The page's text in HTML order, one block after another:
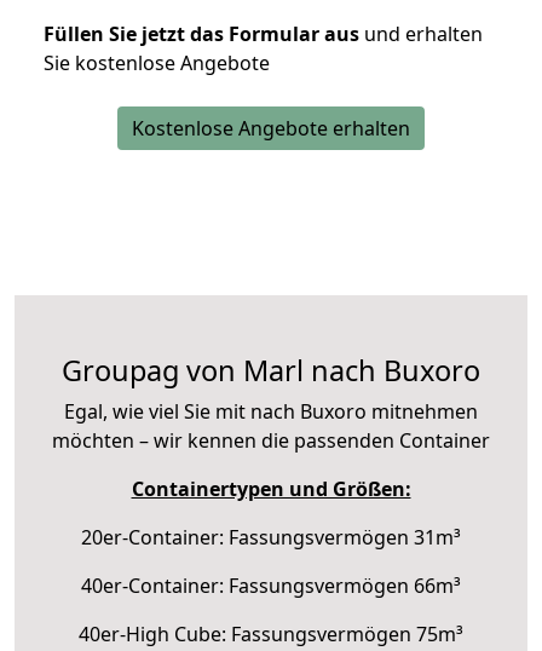
Füllen Sie jetzt das Formular aus und erhalten
Sie kostenlose Angebote
Kostenlose Angebote erhalten
Groupag von Marl nach Buxoro
Egal, wie viel Sie mit nach Buxoro mitnehmen
möchten – wir kennen die passenden Container
Containertypen und Größen:
20er-Container: Fassungsvermögen 31m³
40er-Container: Fassungsvermögen 66m³
40er-High Cube: Fassungsvermögen 75m³